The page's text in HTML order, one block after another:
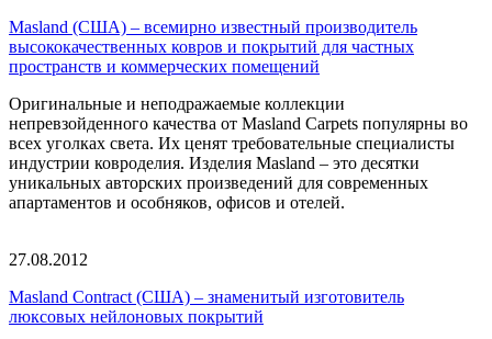
Masland (США) – всемирно известный производитель
высококачественных ковров и покрытий для частных
пространств и коммерческих помещений
Оригинальные и неподражаемые коллекции
непревзойденного качества от Masland Carpets популярны во
всех уголках света. Их ценят требовательные специалисты
индустрии ковроделия. Изделия Masland – это десятки
уникальных авторских произведений для современных
апартаментов и особняков, офисов и отелей.
27.08.2012
Masland Contract (США) – знаменитый изготовитель
люксовых нейлоновых покрытий